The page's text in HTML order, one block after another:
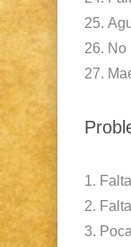
25.
26. No
27.
1.
2.
3.